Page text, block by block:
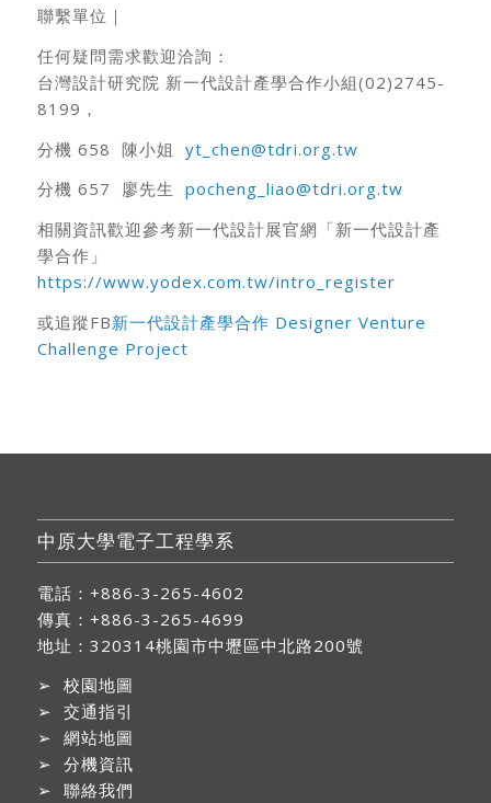
聯繫單位｜
任何疑問需求歡迎洽詢：
台灣設計研究院 新一代設計產學合作小組(02)2745-
8199，
分機 658 陳小姐 yt_chen@tdri.org.tw
分機 657 廖先生 pocheng_liao@tdri.org.tw
相關資訊歡迎參考新一代設計展官網「新一代設計產
學合作」
https://www.yodex.com.tw/intro_register
或追蹤FB新一代設計產學合作 Designer Venture
Challenge Project
中原大學電子工程學系
電話：+886-3-265-4602
傳真：+886-3-265-4699
地址： 320314桃園市中壢區中北路200號
➢ 校園地圖
➢ 交通指引
➢ 網站地圖
➢ 分機資訊
➢ 聯絡我們